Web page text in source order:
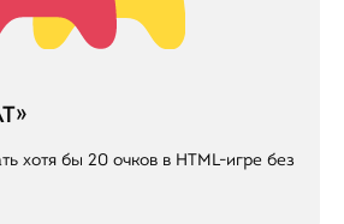
хотя бы 20 очков в HTML-игре без